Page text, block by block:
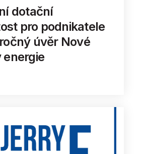
dotační
pro podnikatele
úvěr Nové
energie